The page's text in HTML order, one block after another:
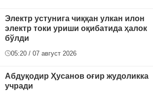
Электр устунига чиққан улкан илон
электр токи уриши оқибатида ҳалок
бўлди
05:20 / 07 август 2026
Абдуқодир Ҳусанов оғир жудоликка
учради